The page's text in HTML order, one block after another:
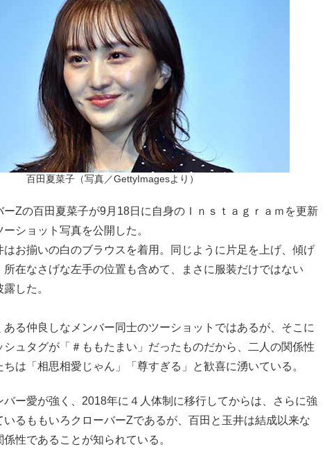
百田夏菜子（写真／GettyImagesより）
Zの百田夏菜子が9月18日に自身のＩｎｓｔａｇｒａｍを更新
ショット写真を公開した。
はお揃いの白のブラウスを着用。同じように片足を上げ、傾げ
所在なさげな左手の位置も含めて、まさに服装だけではない
した。
る仲良しなメンバー同士のツーショットではあるが、そこに
ュタグが「＃ももたまい」だったものだから、二人の関係性
は「相思相愛じゃん」「尊すぎる」と歓喜に湧いている。
ー愛が強く、2018年に４人体制に移行してからは、さらに強
いるももいろクローバーZであるが、百田と玉井は結成以来な
性であることが知られている。